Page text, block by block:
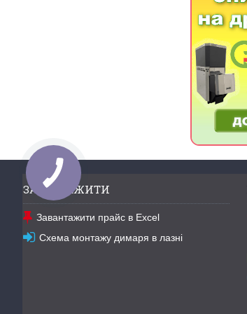
ЗАВАНТАЖИТИ
Завантажити прайс в Excel
Схема монтажу димаря в лазні